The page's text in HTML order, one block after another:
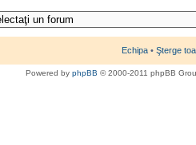
Echipa • Şterge
Powered by phpBB © 2000-2011 phpBB